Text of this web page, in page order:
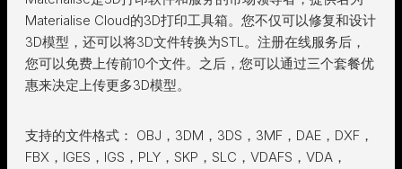
Materialise Cloud的3D打印工具箱。您不仅可以修复和设计
3D模型，还可以将3D文件转换为STL。注册在线服务后，
您可以免费上传前10个文件。之后，您可以通过三个套餐优
惠来决定上传更多3D模型。
支持的文件格式： OBJ，3DM，3DS，3MF，DAE，DXF，
FBX，IGES，IGS，PLY，SKP，SLC，VDAFS，VDA，